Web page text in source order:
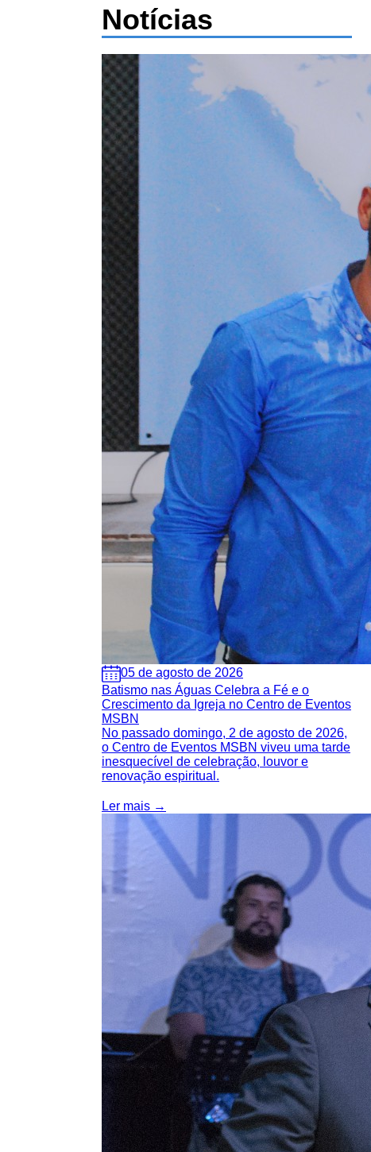
Notícias
05 de agosto de 2026
Batismo nas Águas Celebra a Fé e o
Crescimento da Igreja no Centro de Eventos
MSBN
No passado domingo, 2 de agosto de 2026,
o Centro de Eventos MSBN viveu uma tarde
inesquecível de celebração, louvor e
renovação espiritual.
Ler mais →